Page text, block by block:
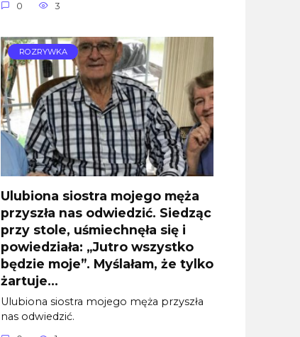
0 3
ROZRYWKA
Ulubiona siostra mojego męża
przyszła nas odwiedzić. Siedząc
przy stole, uśmiechnęła się i
powiedziała: „Jutro wszystko
będzie moje”. Myślałam, że tylko
żartuje…
Ulubiona siostra mojego męża przyszła
nas odwiedzić.